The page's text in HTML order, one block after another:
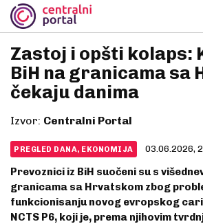
Zastoj i opšti kolaps:
BiH na granicama sa
čekaju danima
Izvor: Centralni Portal
PREGLED DANA, EKONOMIJA 03.06.2026,
Prevoznici iz BiH suočeni su s
granicama sa Hrvatskom zbog
funkcionisanju novog evropskog
NCTS P6, koji je, prema njihovim